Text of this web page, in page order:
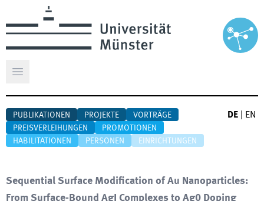
Hauptmenü öffnen
PUBLIKATIONEN PROJEKTE
VORTRÄGE
PREISVERLEIHUNGEN
PROMOTIONEN
HABILITATIONEN
PERSONEN EINRICHTUNGEN
DE EN
Sequential Surface Modification of Au Nanoparticles:
From Surface-Bound AgI Complexes to Ag0 Doping